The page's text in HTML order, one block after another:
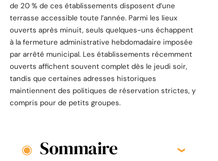
de 20 % de ces établissements disposent d’une
terrasse accessible toute l’année. Parmi les lieux
ouverts après minuit, seuls quelques-uns échappent
à la fermeture administrative hebdomadaire imposée
par arrêté municipal. Les établissements récemment
ouverts affichent souvent complet dès le jeudi soir,
tandis que certaines adresses historiques
maintiennent des politiques de réservation strictes, y
compris pour de petits groupes.
Sommaire